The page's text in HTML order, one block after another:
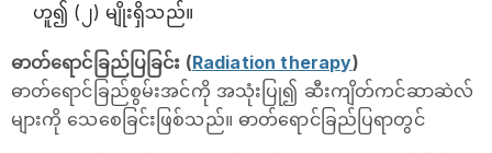
ဟူ၍ (၂) မျိုးရှိသည်။
ဓာတ်ရောင်ခြည်ပြခြင်း (Radiation therapy)
ဓာတ်ရောင်ခြည်စွမ်းအင်ကို အသုံးပြု၍ ဆီးကျိတ်ကင်ဆာဆဲလ်
များကို သေစေခြင်းဖြစ်သည်။ ဓာတ်ရောင်ခြည်ပြရာတွင်